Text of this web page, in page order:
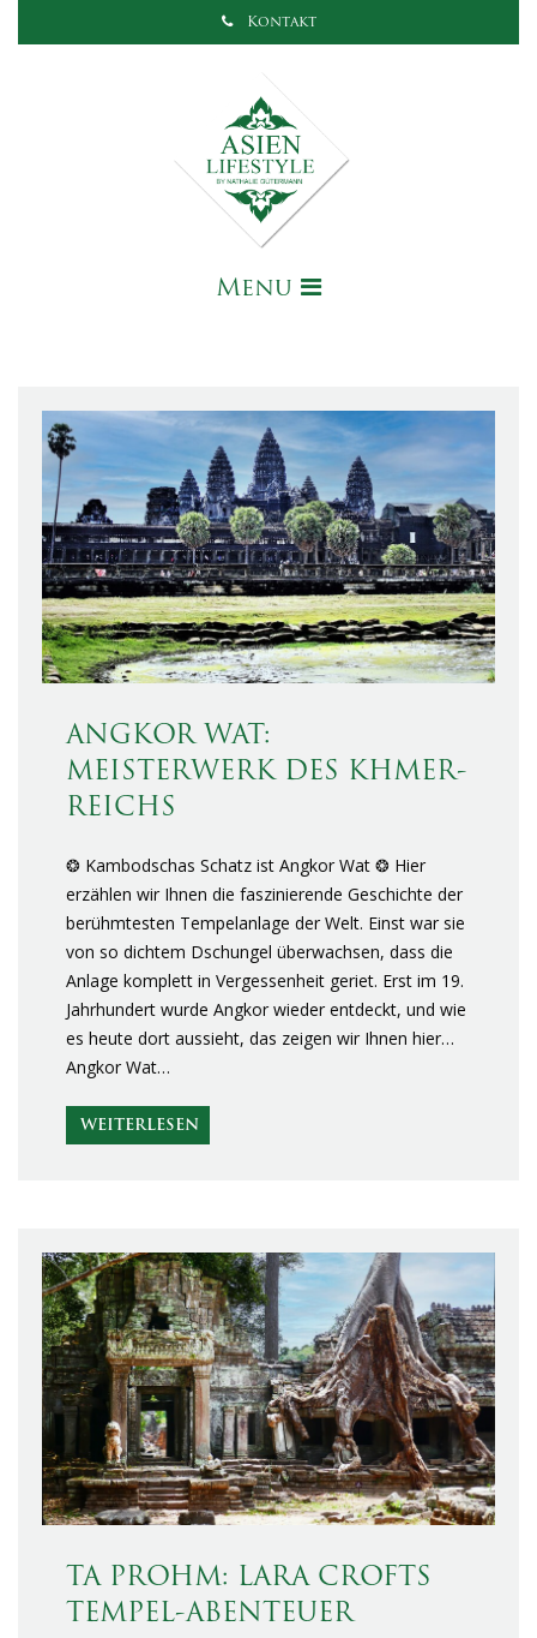
Kontakt
Menu
ANGKOR WAT:
MEISTERWERK DES KHMER-
REICHS
❂ Kambodschas Schatz ist Angkor Wat ❂ Hier
erzählen wir Ihnen die faszinierende Geschichte der
berühmtesten Tempelanlage der Welt. Einst war sie
von so dichtem Dschungel überwachsen, dass die
Anlage komplett in Vergessenheit geriet. Erst im 19.
Jahrhundert wurde Angkor wieder entdeckt, und wie
es heute dort aussieht, das zeigen wir Ihnen hier…
Angkor Wat…
WEITERLESEN
TA PROHM: LARA CROFTS
TEMPEL-ABENTEUER